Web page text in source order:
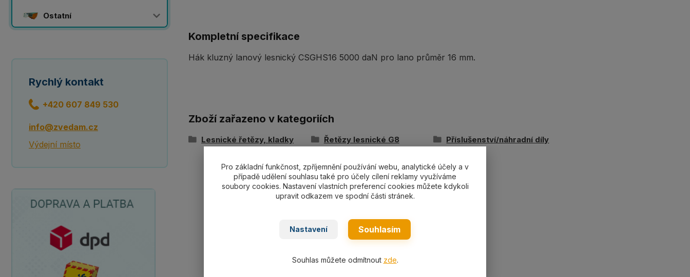
Ostatní
Rychlý kontakt
+420 607 849 530
info@zvedam.cz
Výdejní místo
Kompletní specifikace
Hák kluzný lanový lesnický CSGHS16 5000 daN pro lano průměr 16 mm.
Zboží zařazeno v kategoriích
Lesnické řetězy, kladky Řetězy lesnické G8
Příslušenství/náhradní díly
Pro základní funkčnost, zpříjemnění používání webu, analytické účely a v
případě udělení souhlasu také pro účely cílení reklamy využíváme
soubory cookies. Nastavení vlastních preferencí cookies můžete kdykoli
upravit odkazem ve spodní části stránek.
Nastavení Souhlasím
Souhlas můžete odmítnout zde.